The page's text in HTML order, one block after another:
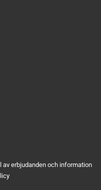
av erbjudanden och information